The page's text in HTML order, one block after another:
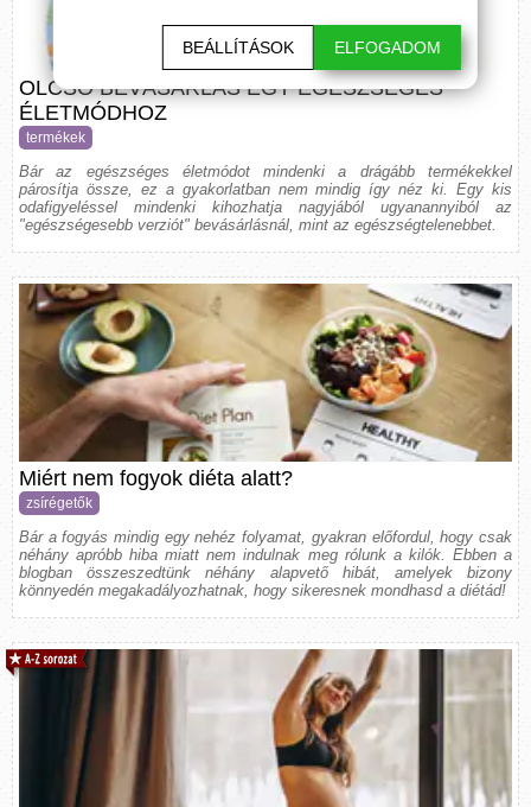
OLCSÓ BEVÁSÁRLÁS EGY EGÉSZSÉGES
ÉLETMÓDHOZ
termékek
Bár az egészséges életmódot mindenki a drágább termékekkel
párosítja össze, ez a gyakorlatban nem mindig így néz ki. Egy kis
odafigyeléssel mindenki kihozhatja nagyjából ugyanannyiból az
"egészségesebb verziót" bevásárlásnál, mint az egészségtelenebbet.
Miért nem fogyok diéta alatt?
zsírégetők
Bár a fogyás mindig egy nehéz folyamat, gyakran előfordul, hogy csak
néhány apróbb hiba miatt nem indulnak meg rólunk a kilók. Ebben a
blogban összeszedtünk néhány alapvető hibát, amelyek bizony
könnyedén megakadályozhatnak, hogy sikeresnek mondhasd a diétád!
BEÁLLÍTÁSOK ELFOGADOM